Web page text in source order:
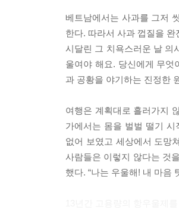
베트남에서는 사과를 그저
한다. 따라서 사과 껍질을
시달린 그 치욕스러운 날 의
울여야 해요. 당신에게 무엇
과 공황을 야기하는 진정한
여행은 계획대로 흘러가지
가에서는 몸을 벌벌 떨기
없어 보였고 세상에서 도망
사람들은 이렇지 않다는 것
했다. “나는 우울해! 내 마음